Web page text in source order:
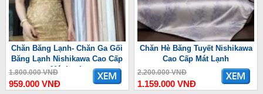
Chăn Băng Lạnh- Chăn Ga Gối
Băng Lạnh Nishikawa Cao Cấp
Mát Lạnh
1.800.000 VNĐ
959.000 VNĐ
Chăn Hè Băng Tuyết Nishikawa
Cao Cấp Mát Lạnh
2.200.000 VNĐ
1.159.000 VNĐ